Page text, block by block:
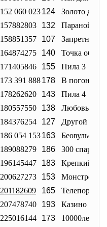
152 060 023124
Золото
157882803 132
Паранойя
158851357 107
Запретное
164874275 140
Точка
171405846 155
Пила 3
173 391 888178
В погоне за
178262620 143
Пила 4
180557550 138
Любовь и
184376254 127
Другой мир
186 054 153163
Беовульф
189088279 186
300
196145447 183
Крепкий
200627273 153
Монстро
201182609 165
Телепорт
207478740 193
Казино
225016144 173
10000лет до